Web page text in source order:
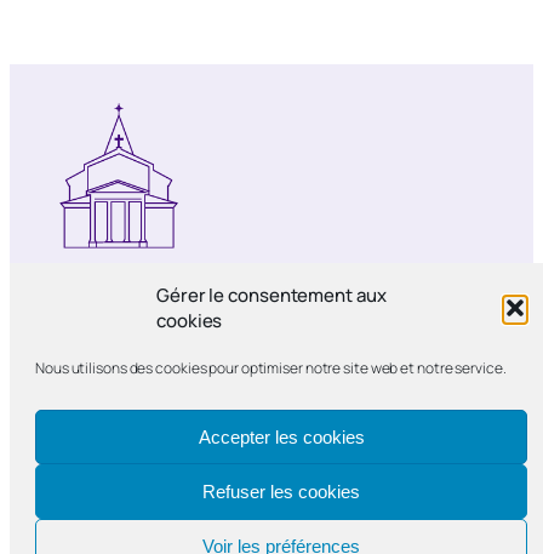
Gérer le consentement aux
cookies
Nous utilisons des cookies pour optimiser notre site web et notre service.
Accepter les cookies
Refuser les cookies
Voir les préférences
Notre-Dame de Bercy
Paroisse catholique Notre-Dame de la